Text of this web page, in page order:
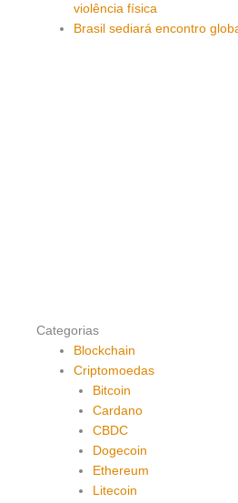
violência física
Brasil sediará encontro
Categorias
Blockchain
Criptomoedas
Bitcoin
Cardano
CBDC
Dogecoin
Ethereum
Litecoin